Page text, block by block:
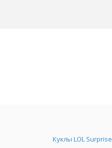
Куклы LOL Surprise